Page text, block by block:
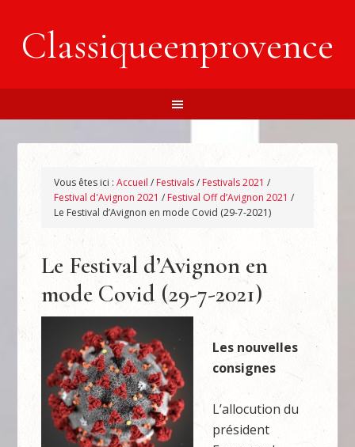
Classiqueenprovence
Vous êtes ici :Accueil / Festivals/ Festivals 2021 /
Festival d'Avignon 2021 / Festival Off d’Avignon 2021 /
Le Festival d’Avignon en mode Covid (29-7-2021)
Le Festival d’Avignon en
mode Covid (29-7-2021)
Les nouvelles
consignes
L’allocution du
président